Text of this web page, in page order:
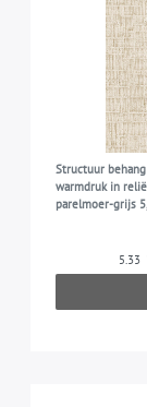
Structuur
warmdruk in
parelmoer-grijs
5.33